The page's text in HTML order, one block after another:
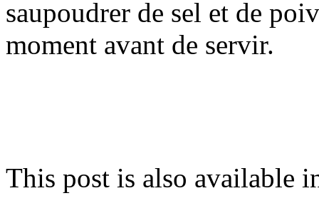
saupoudrer de sel et de
moment avant de servir.
This post is also available